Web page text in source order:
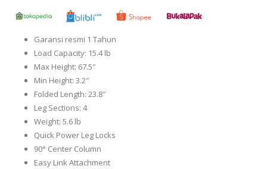
Garansi resmi 1 Tahun
Load Capacity: 15.4 lb
Max Height: 67.5″
Min Height: 3.2″
Folded Length: 23.8″
Leg Sections: 4
Weight: 5.6 lb
Quick Power Leg Locks
90° Center Column
Easy Link Attachment